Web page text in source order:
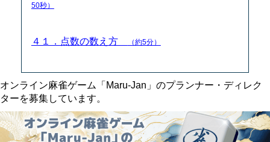
50秒）
４１．点数の数え方 （約5分）
オンライン麻雀ゲーム「Maru-Jan」のプランナー・ディレク
ターを募集しています。